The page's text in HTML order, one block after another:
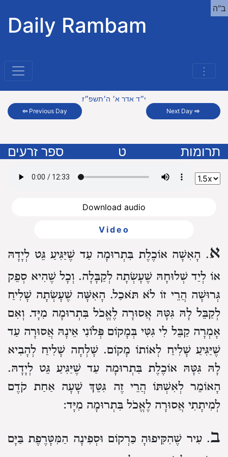
Daily Rambam
⋮
ב"ה
⇦ Previous Day
י״ד אדר א׳ ה׳תשפ״ז
Next Day⇨
תרומות ט ספר זרעים
Download audio
Video
א. הָאִשָׁה אוֹכֶלֶת בִּתְרוּמָה עַד שֶׁיַּגִּיעַ גֵּט לְיָדָהּ
אוֹ לְיַד שְׁלוּחָהּ שֶׁעָשְׂתָה לְקַבָּלָה. וְכָל שֶׁהִיא סְפֵק
גְּרוּשָׁה הֲרֵי זוֹ לֹא תֹּאכַל. הָאִשָּׁה שֶׁעָשְׂתָה שָׁלִיחַ
לְקַבֵּל לָהּ גִּטָּהּ אֲסוּרָה לֶאֱכֹל בִּתְרוּמָה מִיָּד. וְאִם
אָמְרָה קַבֵּל לִי גִּטִּי בְּמָקוֹם פְּלוֹנִי אֵינָהּ אֲסוּרָה עַד
שֶׁיַּגִּיעַ שָׁלִיחַ לְאוֹתוֹ מָקוֹם. שָׁלְחָה שָׁלִיחַ לְהָבִיא
לָהּ גִּטָּהּ אוֹכֶלֶת בִּתְרוּמָה עַד שֶׁיַּגִּיעַ גֵּט לְיָדָהּ.
הָאוֹמֵר לְאִשְׁתּוֹ הֲרֵי זֶה גִּטֵּךְ שָׁעָה אַחַת קֹדֶם
לְמִיתָתִי אֲסוּרָה לֶאֱכֹל בִּתְרוּמָה מִיָּד:
ב. עִיר שֶׁהִקִּיפוּהָ כַּרְקוֹם וּסְפִינָה הַמִּטָּרֶפֶת בַּיָּם